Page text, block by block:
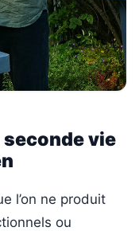
seconde vie
l’on ne produit
ou